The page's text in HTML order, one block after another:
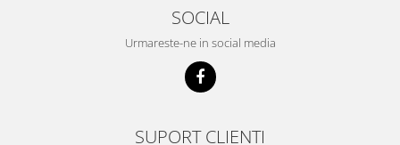
SOCIAL
Urmareste-ne in social media
SUPORT CLIENTI